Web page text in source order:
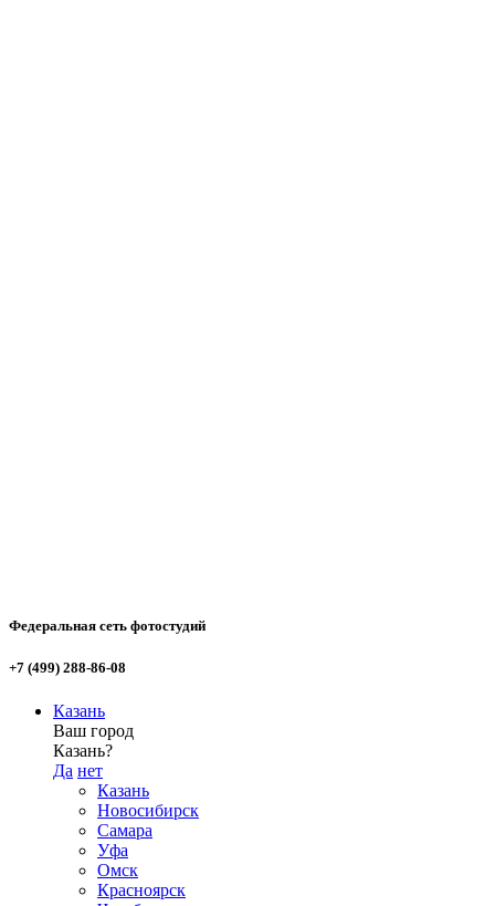
Федеральная сеть фотостудий
+7 (499) 288-86-08
Казань
Ваш город
Казань?
Да нет
Казань
Новосибирск
Самара
Уфа
Омск
Красноярск